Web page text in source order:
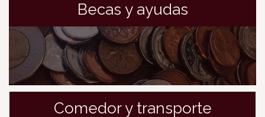
Becas y ayudas
Comedor y transporte